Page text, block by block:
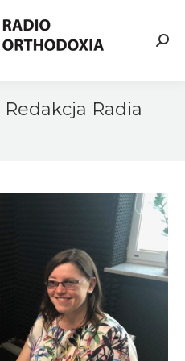
Redakcja Radia